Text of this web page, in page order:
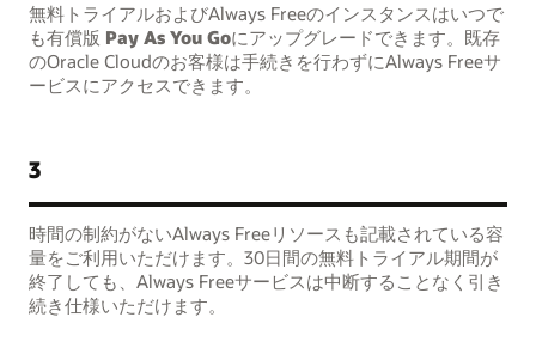
無料トライアルおよびAlways Freeのインスタンスはいつで
も有償版 Pay As You Goにアップグレードできます。既存
のOracle Cloudのお客様は手続きを行わずにAlways Freeサ
ービスにアクセスできます。
3
時間の制約がないAlways Freeリソースも記載されている容
量をご利用いただけます。30日間の無料トライアル期間が
終了しても、Always Freeサービスは中断することなく引き
続き仕様いただけます。